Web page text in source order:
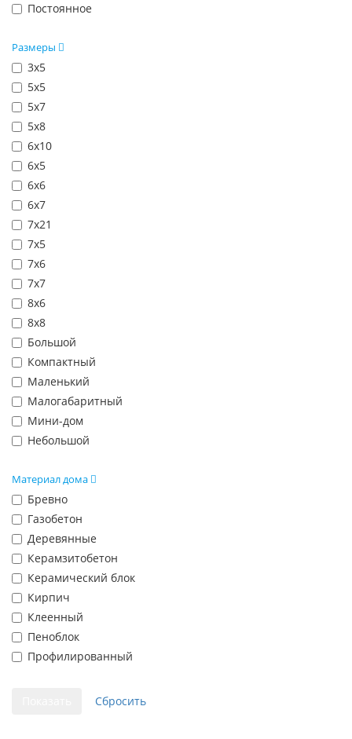
Постоянное
Размеры
3х5
5х5
5х7
5х8
6х10
6х5
6х6
6х7
7х21
7х5
7х6
7х7
8х6
8х8
Большой
Компактный
Маленький
Малогабаритный
Мини-дом
Небольшой
Материал дома
Бревно
Газобетон
Деревянные
Керамзитобетон
Керамический блок
Кирпич
Клеенный
Пеноблок
Профилированный